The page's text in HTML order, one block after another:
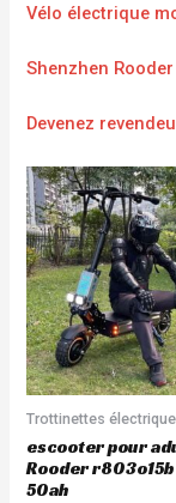
Vélo électrique
Shenzhen
Devenez
Trottinettes
escooter pour
Rooder
50ah